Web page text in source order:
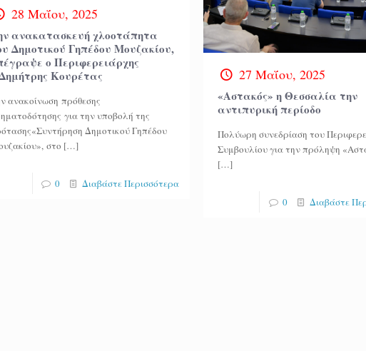
28 Μαΐου, 2025
ανακατασκευή χλοοτάπητα
Δημοτικού Γηπέδου Μουζακίου,
ο Περιφερειάρχης
Κουρέτας
ανακοίνωση πρόθεσης
για την υποβολή της
Δημοτικού Γηπέδου
στο […]
0 Διαβάστε Περισσότερα
27 Μαΐου, 2025
«Αστακός» η Θεσσαλία την
αντιπυρική περίοδο
Πολύωρη συνεδρίαση του
Συμβουλίου για την πρόληψη
[…]
0 Διαβάστε